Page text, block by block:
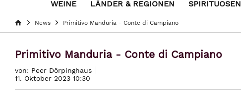
WEINE LÄNDER & REGIONEN SPIRITUOSEN
News Primitivo Manduria - Conte di Campiano
Primitivo Manduria - Conte di Campiano
von: Peer Dörpinghaus
11. Oktober 2023 10:30